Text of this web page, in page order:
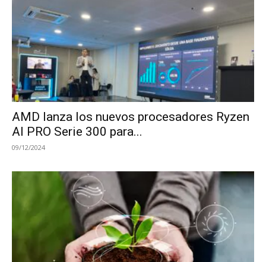
AMD lanza los nuevos procesadores Ryzen
AI PRO Serie 300 para...
09/12/2024